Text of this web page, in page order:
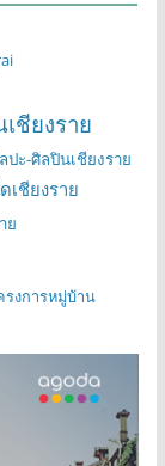
ชียงราย
ปะ-ศิลปินเชียงราย
ชียงราย
ย
รงการหมู่บ้าน